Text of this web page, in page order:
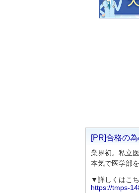
[PR]合格の
業界初。私立
本気で医学部
▼詳しくはこ
https://tmps-